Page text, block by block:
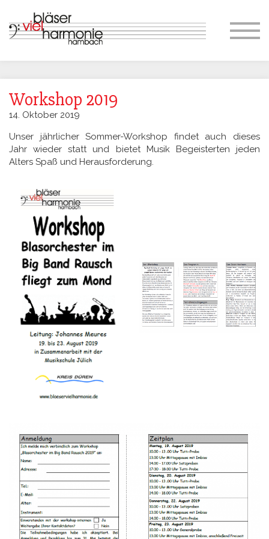
Organisation – Ansprechpartner
Philosophie
Dirigentin
Vorstand
Ansprechpartner
Proben
Jugend- & Bildungsarbeit
Konzerte
Kontakt
Workshop 2019
14. Oktober 2019
Unser jährlicher Sommer-Workshop findet auch dieses
Jahr wieder statt und bietet Musik Begeisterten jeden
Alters Spaß und Herausforderung.